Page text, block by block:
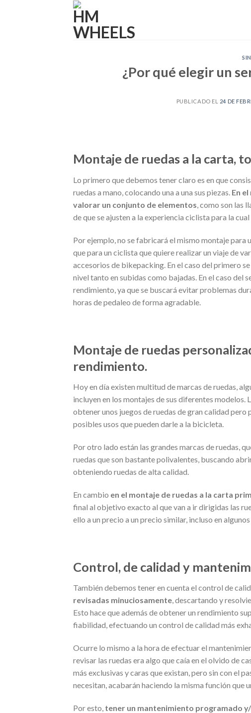
¿Por qué elegir un
PUBLICADO EL 24 DE
Montaje de ruedas a la carta,
Lo primero que debemos tener claro es en que
ruedas a mano, colocando una a una sus piezas. En
valorar un conjunto de elementos, como son las
de que se ajusten a la experiencia ciclista para la
Por ejemplo, no se fabricará el mismo montaje para
que para un ciclista que quiere realizar un viaje de
accesorios de bikepacking. En el caso del primero
nivel tanto en subidas como bajadas. En el caso
rendimiento, ya que se buscará evitar problemas
horas de pedaleo de forma agradable.
Montaje de ruedas
rendimiento.
Hoy en día existen multitud de marcas de ruedas,
incluyen en los montajes de sus diferentes
obtener unos juegos de ruedas de gran calidad
posibles usos que pueden darle a la bicicleta.
Por otro lado están las grandes marcas de ruedas,
ruedas que son bastante polivalentes, buscando
obteniendo ruedas de alta calidad.
En cambio en el montaje de ruedas a la carta
final al objetivo exacto al que van a ir dirigidas las
ello a un precio a un precio similar, incluso en
Control, de calidad y
También debemos tener en cuenta el control de
revisadas minuciosamente, descartando y
Esto hace que además de obtener un rendimiento
fiabilidad, efectuando un control de calidad más
Ocurre lo mismo a la hora de efectuar el
revisar las ruedas era algo que caía en el olvido de
más exclusivas y caras que existan, pero sin con el
necesitan, acabarán haciendo la misma función que
Por esto, tener un mantenimiento programado